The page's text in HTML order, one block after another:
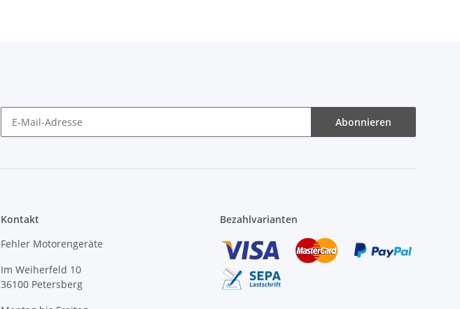
Abonnieren
Kontakt
Fehler Motorengeräte
Im Weiherfeld 10
36100 Petersberg
Bezahlvarianten